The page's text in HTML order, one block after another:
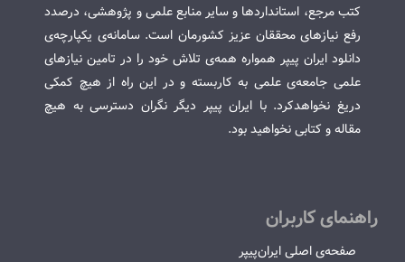
کتب مرجع، استانداردها و سایر منابع علمی و پژوهشی، درصدد
رفع نیازهای محققان عزیز کشورمان است. سامانه‌ی یکپارچه‌ی
دانلود ایران پیپر همواره همه‌ی تلاش خود را در تامین نیازهای
علمی جامعه‌ی علمی به کاربسته و در این راه از هیچ کمکی
دریغ نخواهدکرد. با ایران پیپر دیگر نگران دسترسی به هیچ
مقاله و کتابی نخواهید بود.
راهنمای کاربران
صفحه‌ی اصلی ایران‌پیپر